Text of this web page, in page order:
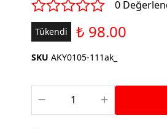
Aparatları
Kuş Renk Boyaları
0
Tükendi ₺ 98.00
SKU AKY0105-111ak_